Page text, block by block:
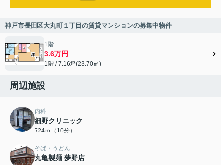
神戸市長田区大丸町１丁目の賃貸マンションの募集中物件
1階
3.6万円
1階 / 7.16坪(23.70㎡)
周辺施設
内科
細野クリニック
724ｍ（10分）
そば・うどん
丸亀製麺 夢野店